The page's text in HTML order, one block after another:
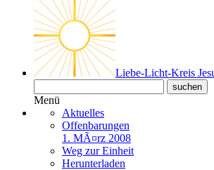
Liebe-Licht-Kreis
Menü
Aktuelles
Offenbarungen
1. MÃ¤rz 2008
Weg zur Einheit
Herunterladen